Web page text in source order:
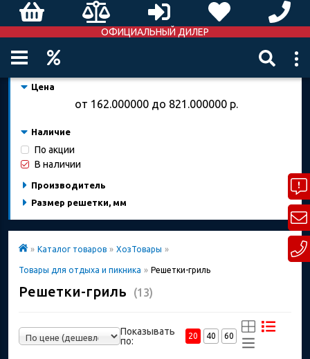
ОФИЦИАЛЬНЫЙ ДИЛЕР
Цена
от 162.000000до 821.000000р.
Наличие
По акции
В наличии
Производитель
Размер решетки, мм
» Каталог товаров » ХозТовары »
Товары для отдыха и пикника » Решетки-гриль
Решетки-гриль (13)
Показывать
по:
20 40 60